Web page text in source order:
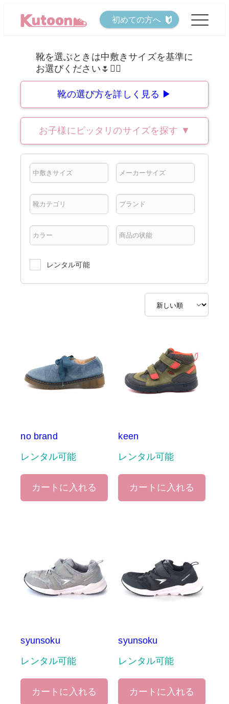
初めての方へ
靴の選び方を詳しく見る ▶
お子様にピッタリのサイズを探す ▼
レンタル可能
no brand
レンタル可能
カートに入れる
keen
レンタル可能
カートに入れる
syunsoku
レンタル可能
カートに入れる
syunsoku
レンタル可能
カートに入れる